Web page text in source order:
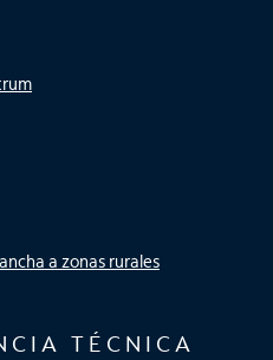
a zonas rurales
TÉCNICA